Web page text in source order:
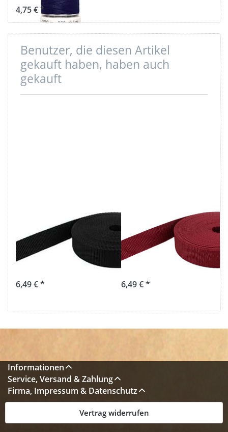
4,75 € *
Benutzer, die diesen Artikel
gekauft haben, haben auch
gekauft
Gurtband -
30mm breit -
1,4mm stark -
schwarz (UV)
6,49 € *
Gurtband -
30mm breit -
1,4mm stark -
bordeaux (UV)
6,49 € *
Informationen
Service, Versand & Zahlung
Firma, Impressum & Datenschutz
Vertrag widerrufen